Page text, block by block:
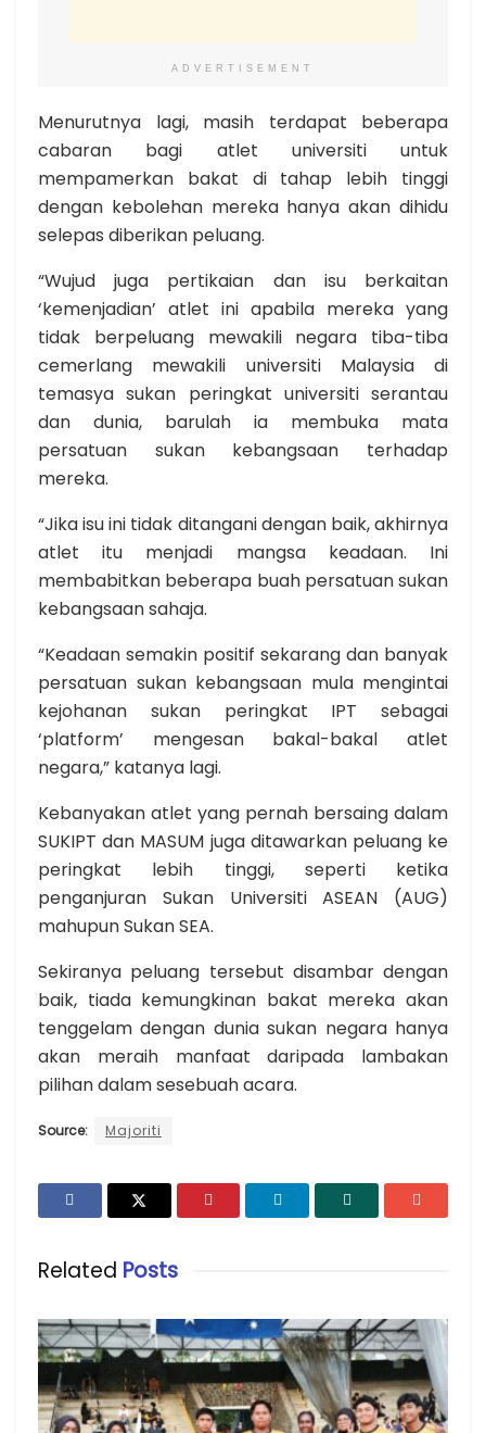
ADVERTISEMENT
Menurutnya lagi, masih terdapat beberapa
cabaran bagi atlet universiti untuk
mempamerkan bakat di tahap lebih tinggi
dengan kebolehan mereka hanya akan dihidu
selepas diberikan peluang.
“Wujud juga pertikaian dan isu berkaitan
‘kemenjadian’ atlet ini apabila mereka yang
tidak berpeluang mewakili negara tiba-tiba
cemerlang mewakili universiti Malaysia di
temasya sukan peringkat universiti serantau
dan dunia, barulah ia membuka mata
persatuan sukan kebangsaan terhadap
mereka.
“Jika isu ini tidak ditangani dengan baik, akhirnya
atlet itu menjadi mangsa keadaan. Ini
membabitkan beberapa buah persatuan sukan
kebangsaan sahaja.
“Keadaan semakin positif sekarang dan banyak
persatuan sukan kebangsaan mula mengintai
kejohanan sukan peringkat IPT sebagai
‘platform’ mengesan bakal-bakal atlet
negara,” katanya lagi.
Kebanyakan atlet yang pernah bersaing dalam
SUKIPT dan MASUM juga ditawarkan peluang ke
peringkat lebih tinggi, seperti ketika
penganjuran Sukan Universiti ASEAN (AUG)
mahupun Sukan SEA.
Sekiranya peluang tersebut disambar dengan
baik, tiada kemungkinan bakat mereka akan
tenggelam dengan dunia sukan negara hanya
akan meraih manfaat daripada lambakan
pilihan dalam sesebuah acara.
Source: Majoriti
Related Posts